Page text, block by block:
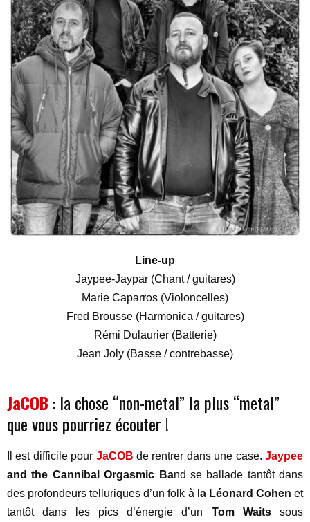
Line-up
Jaypee-Jaypar (Chant / guitares)
Marie Caparros (Violoncelles)
Fred Brousse (Harmonica / guitares)
Rémi Dulaurier (Batterie)
Jean Joly (Basse / contrebasse)
JaCOB : la chose “non-metal” la plus “metal”
que vous pourriez écouter !
Il est difficile pour JaCOB de rentrer dans une case.Jaypee
and the Cannibal Orgasmic Band se ballade tantôt dans
des profondeurs telluriques d’un folk à l a Léonard Cohen et
tantôt dans les pics d’énergie d’un Tom Waitssous